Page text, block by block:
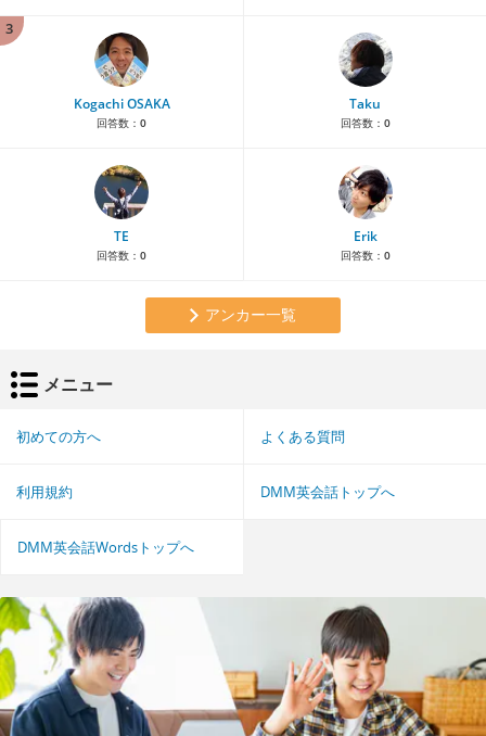
3
Kogachi OSAKA
回答数： 0
Taku
回答数： 0
TE
回答数： 0
Erik
回答数： 0
アンカー一覧
メニュー
初めての方へ よくある質問
利用規約 DMM英会話トップへ
DMM英会話Wordsトップへ